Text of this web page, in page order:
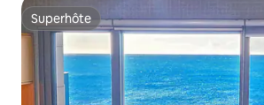
Superhôte
Superhôte